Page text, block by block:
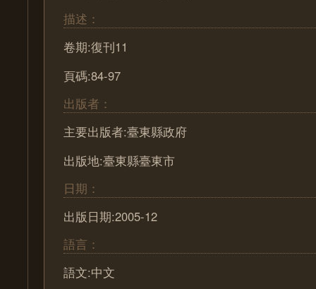
描述：
卷期:復刊11
頁碼:84-97
出版者：
主要出版者:臺東縣政府
出版地:臺東縣臺東市
日期：
出版日期:2005-12
語言：
語文:中文